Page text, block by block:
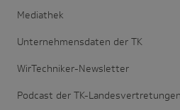
Mediathek
Unternehmensdaten der TK
WirTechniker-Newsletter
Podcast der TK-Landesvertretungen